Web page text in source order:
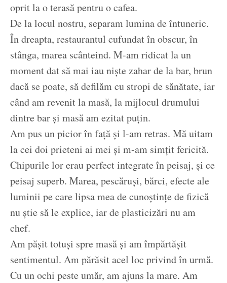
oprit la o terasă pentru o cafea.
De la locul nostru, separam lumina de întuneric.
În dreapta, restaurantul cufundat în obscur, în
stânga, marea scânteind. M-am ridicat la un
moment dat să mai iau niște zahar de la bar, brun
dacă se poate, să defilăm cu stropi de sănătate, iar
când am revenit la masă, la mijlocul drumului
dintre bar și masă am ezitat puțin.
Am pus un picior în față și l-am retras. Mă uitam
la cei doi prieteni ai mei și m-am simțit fericită.
Chipurile lor erau perfect integrate în peisaj, și ce
peisaj superb. Marea, pescăruși, bărci, efecte ale
luminii pe care lipsa mea de cunoștințe de fizică
nu știe să le explice, iar de plasticizări nu am
chef.
Am pășit totuși spre masă și am împărtășit
sentimentul. Am părăsit acel loc privind în urmă.
Cu un ochi peste umăr, am ajuns la mare. Am